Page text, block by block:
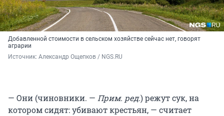
Добавленной стоимости в сельском хозяйстве сейчас нет, говорят
аграрии
Источник: Александр Ощепков / NGS.RU
— Они (чиновники. — Прим. ред.) режут сук, на
котором сидят: убивают крестьян, — считает